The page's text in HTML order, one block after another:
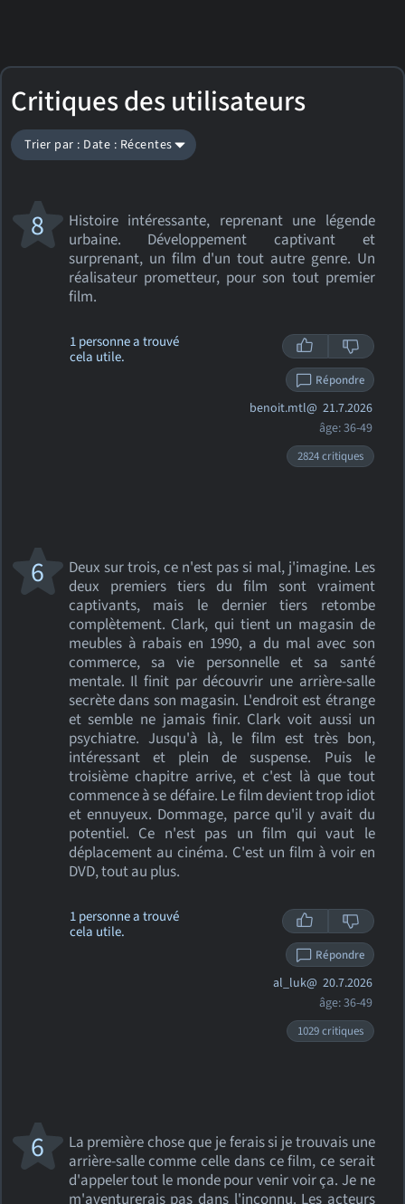
Critiques des utilisateurs
Trier par : Date : Récentes
Histoire intéressante, reprenant une légende
urbaine. Développement captivant et
surprenant, un film d'un tout autre genre. Un
réalisateur prometteur, pour son tout premier
film.
8
1 personne a trouvé
cela utile.
Répondre
benoit.mtl@ 21.7.2026
âge: 36-49
2824 critiques
Deux sur trois, ce n'est pas si mal, j'imagine. Les
deux premiers tiers du film sont vraiment
captivants, mais le dernier tiers retombe
complètement. Clark, qui tient un magasin de
meubles à rabais en 1990, a du mal avec son
commerce, sa vie personnelle et sa santé
mentale. Il finit par découvrir une arrière-salle
secrète dans son magasin. L'endroit est étrange
et semble ne jamais finir. Clark voit aussi un
psychiatre. Jusqu'à là, le film est très bon,
intéressant et plein de suspense. Puis le
troisième chapitre arrive, et c'est là que tout
commence à se défaire. Le film devient trop idiot
et ennuyeux. Dommage, parce qu'il y avait du
potentiel. Ce n'est pas un film qui vaut le
déplacement au cinéma. C'est un film à voir en
DVD, tout au plus.
6
1 personne a trouvé
cela utile.
Répondre
al_luk@ 20.7.2026
âge: 36-49
1029 critiques
La première chose que je ferais si je trouvais une
arrière-salle comme celle dans ce film, ce serait
d'appeler tout le monde pour venir voir ça. Je ne
m'aventurerais pas dans l'inconnu. Les acteurs
6